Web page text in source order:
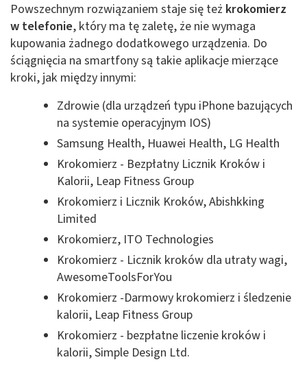
Powszechnym rozwiązaniem staje się też krokomierz
w telefonie, który ma tę zaletę, że nie wymaga
kupowania żadnego dodatkowego urządzenia. Do
ściągnięcia na smartfony są takie aplikacje mierzące
kroki, jak między innymi:
Zdrowie (dla urządzeń typu iPhone bazujących
na systemie operacyjnym IOS)
Samsung Health, Huawei Health, LG Health
Krokomierz - Bezpłatny Licznik Kroków i
Kalorii, Leap Fitness Group
Krokomierz i Licznik Kroków, Abishkking
Limited
Krokomierz, ITO Technologies
Krokomierz - Licznik kroków dla utraty wagi,
AwesomeToolsForYou
Krokomierz -Darmowy krokomierz i śledzenie
kalorii, Leap Fitness Group
Krokomierz - bezpłatne liczenie kroków i
kalorii, Simple Design Ltd.